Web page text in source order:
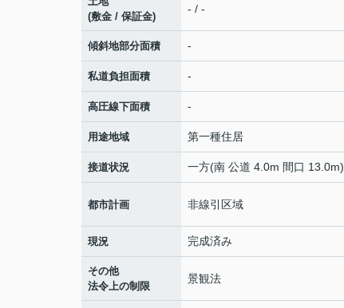
(敷金 / 保証金)
- / -
傾斜地部分面積 -
私道負担面積 -
高圧線下面積 -
用途地域 第一種住居
接道状況 一方(南 公道 4.0m 間口 13.0m)
都市計画 非線引区域
現況 完成済み
その他
法令上の制限
景観法